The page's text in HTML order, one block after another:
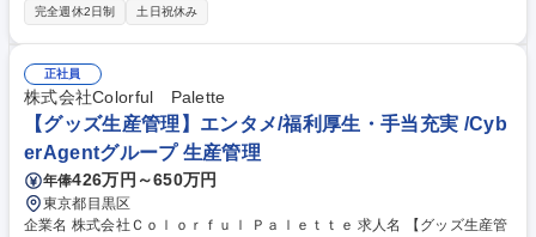
織改善まで幅広く担当します。福祉的な支援ではなく、一人ひとりが成果
浸透推進■社内140種類以上の業務の設計・切り出し・運用改善■各部署と
の調整・業務創出 ■障がい者採用・実習プログラム企画・運営 ■入社後の
育成・キャリア開発支援 ■新たな雇用モデル・組織施策の企画推進 募集職
種 【採用・制度設計】障がい者雇用組織の成長を支える人事・業務推進
完全週休2日制 土日祝休み
正社員
株式会社Colorful Palette
【グッズ生産管理】エンタメ/福利厚生・手当充実 /Cyb
erAgentグループ 生産管理
年俸426万円～650万円
東京都目黒区
企業名 株式会社Ｃｏｌｏｒｆｕｌ Ｐａｌｅｔｔｅ 求人名 【グッズ生産管